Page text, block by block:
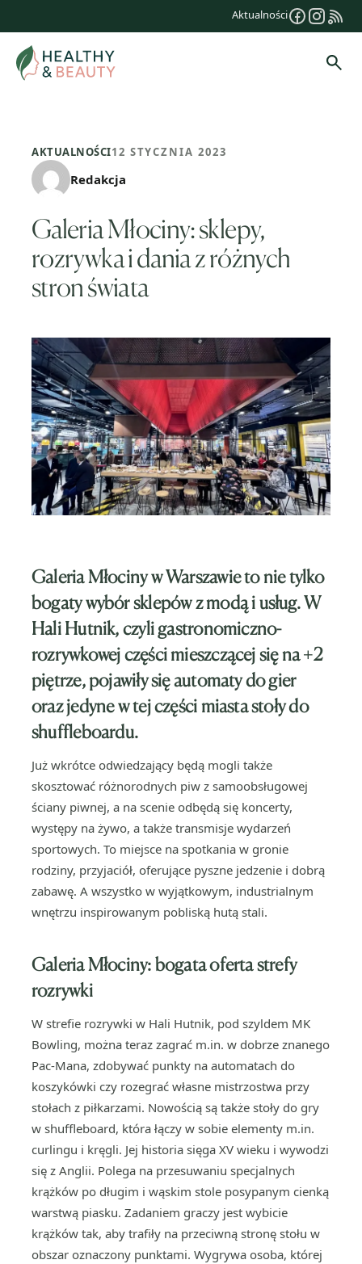
treści
Aktualności
AKTUALNOŚCI12 STYCZNIA 2023
Redakcja
Galeria Młociny: sklepy,
rozrywka i dania z różnych
stron świata
Galeria Młociny w Warszawie to nie tylko
bogaty wybór sklepów z modą i usług. W
Hali Hutnik, czyli gastronomiczno-
rozrywkowej części mieszczącej się na +2
piętrze, pojawiły się automaty do gier
oraz jedyne w tej części miasta stoły do
shuffleboardu.
Już wkrótce odwiedzający będą mogli także
skosztować różnorodnych piw z samoobsługowej
ściany piwnej, a na scenie odbędą się koncerty,
występy na żywo, a także transmisje wydarzeń
sportowych. To miejsce na spotkania w gronie
rodziny, przyjaciół, oferujące pyszne jedzenie i dobrą
zabawę. A wszystko w wyjątkowym, industrialnym
wnętrzu inspirowanym pobliską hutą stali.
Galeria Młociny: bogata oferta strefy
rozrywki
W strefie rozrywki w Hali Hutnik, pod szyldem MK
Bowling, można teraz zagrać m.in. w dobrze znanego
Pac-Mana, zdobywać punkty na automatach do
koszykówki czy rozegrać własne mistrzostwa przy
stołach z piłkarzami. Nowością są także stoły do gry
w shuffleboard, która łączy w sobie elementy m.in.
curlingu i kręgli. Jej historia sięga XV wieku i wywodzi
się z Anglii. Polega na przesuwaniu specjalnych
krążków po długim i wąskim stole posypanym cienką
warstwą piasku. Zadaniem graczy jest wybicie
krążków tak, aby trafiły na przeciwną stronę stołu w
obszar oznaczony punktami. Wygrywa osoba, której